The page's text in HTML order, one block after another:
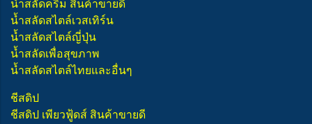
น้ำสลัดครีม สินค้าขายดี
น้ำสลัดสไตล์เวสเทิร์น
น้ำสลัดสไตล์ญี่ปุ่น
น้ำสลัดเพื่อสุขภาพ
น้ำสลัดสไตล์ไทยและอื่นๆ
ชีสดิป
ชีสดิป เพียวฟู้ดส์ สินค้าขายดี